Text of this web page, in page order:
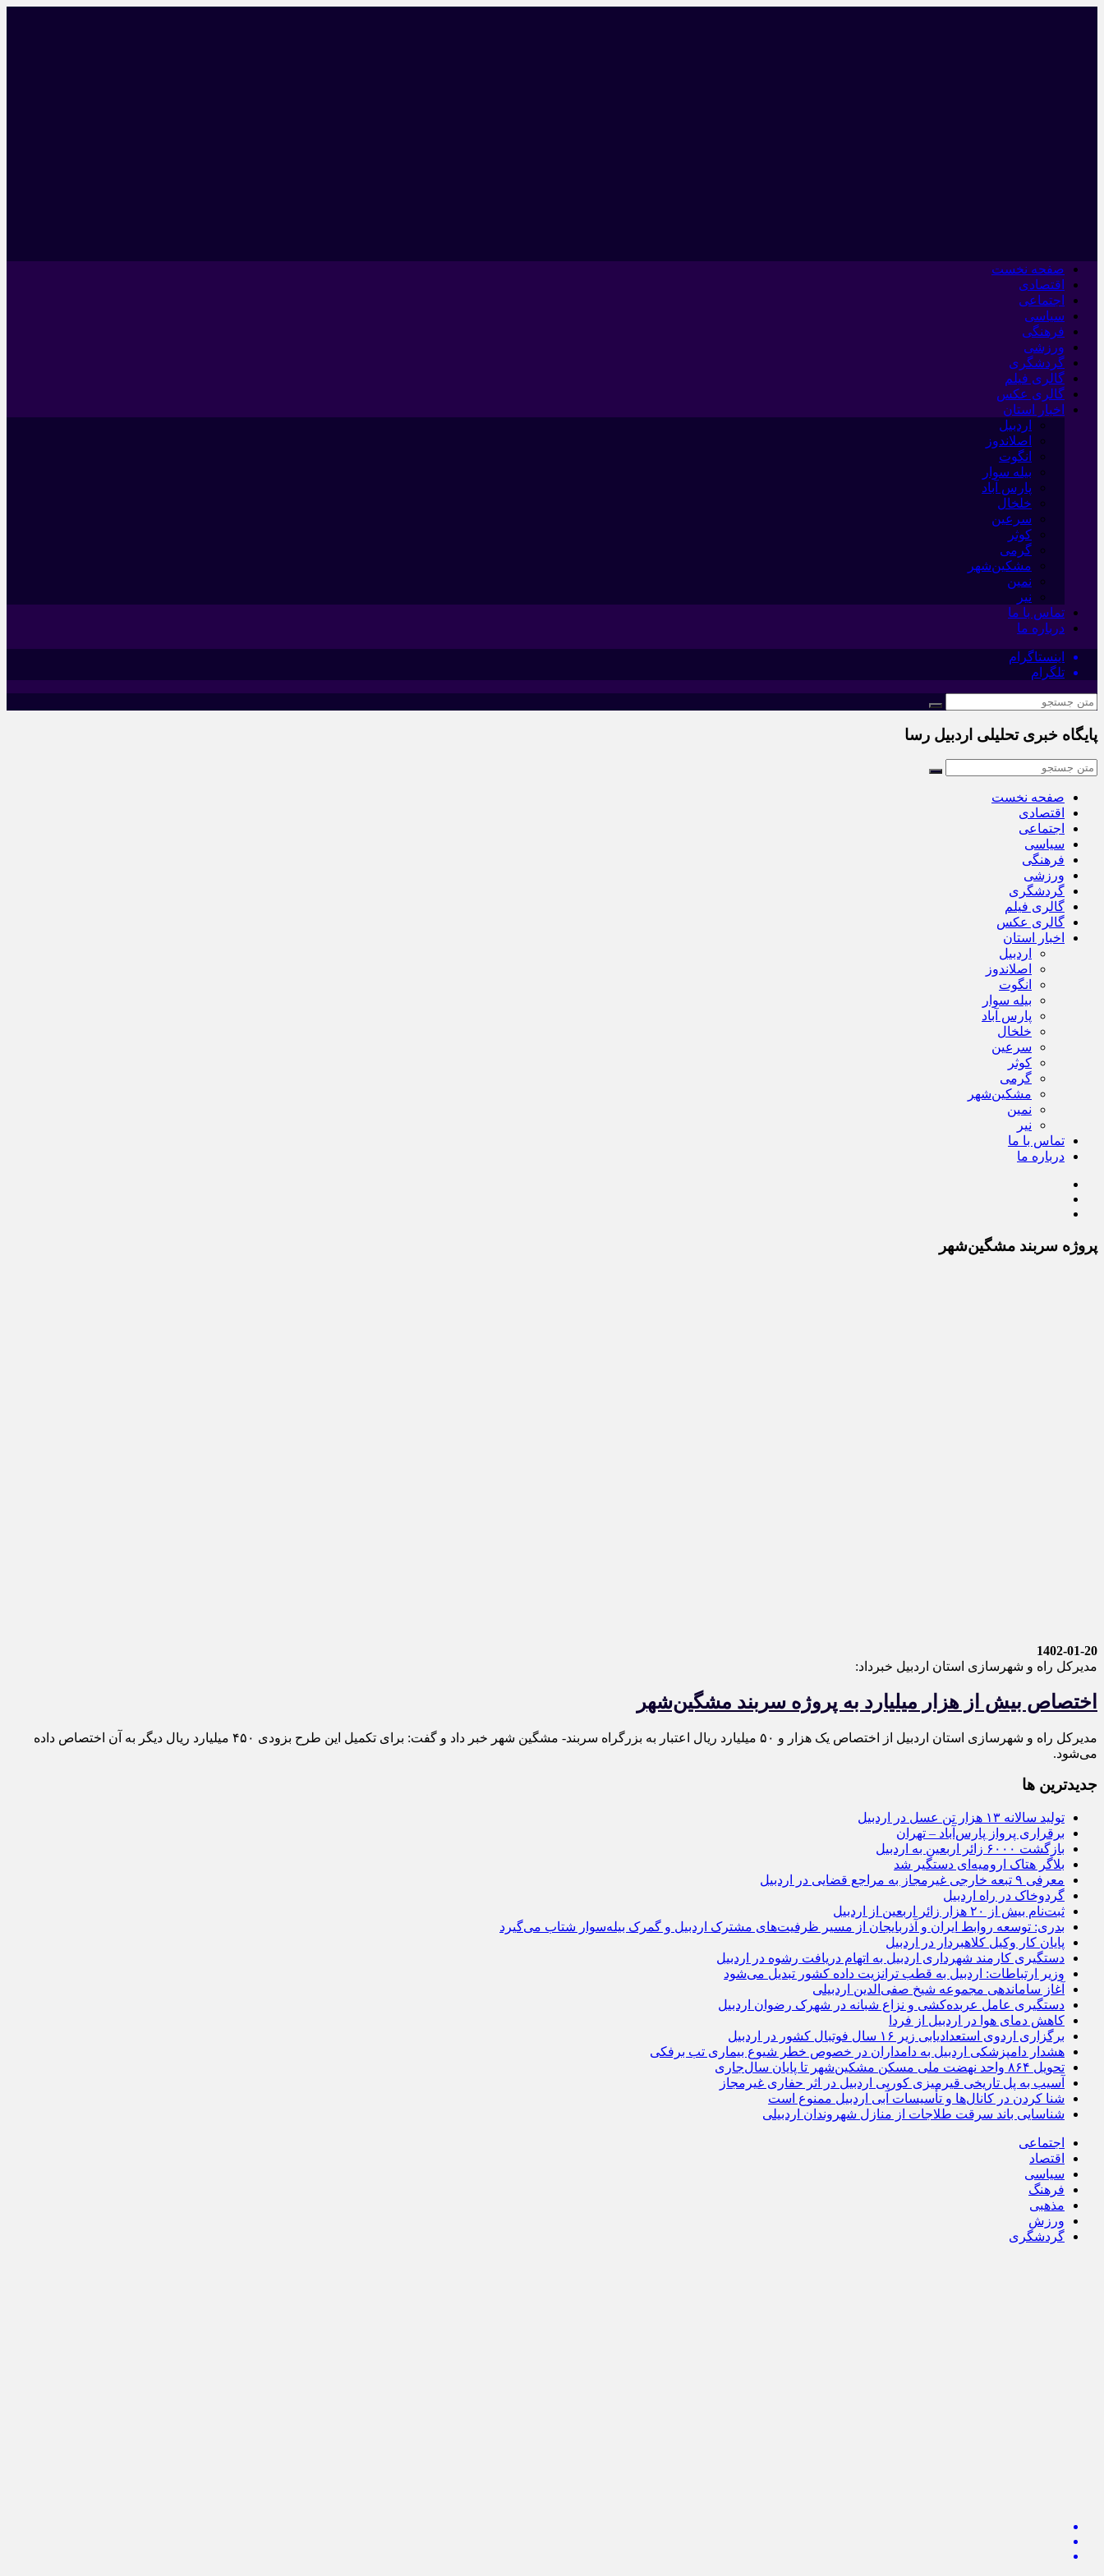
صفحه نخست
اقتصادی
اجتماعی
سیاسی
فرهنگی
ورزشی
گردشگری
گالری فیلم
گالری عکس
اخبار استان
اردبیل
اصلاندوز
انگوت
بیله سوار
پارس آباد
خلخال
سرعین
کوثر
گرمی
مشکین‌شهر
نمین
نیر
تماس با ما
درباره ما
اینستاگرام
تلگرام
پایگاه خبری تحلیلی اردبیل رسا
صفحه نخست
اقتصادی
اجتماعی
سیاسی
فرهنگی
ورزشی
گردشگری
گالری فیلم
گالری عکس
اخبار استان
اردبیل
اصلاندوز
انگوت
بیله سوار
پارس آباد
خلخال
سرعین
کوثر
گرمی
مشکین‌شهر
نمین
نیر
تماس با ما
درباره ما
پروژه سربند مشگین‌شهر
1402-01-20
مدیرکل راه و شهرسازی استان اردبیل خبرداد:
اختصاص بیش از هزار میلیارد به پروژه سربند مشگین‌شهر
مدیرکل راه و شهرسازی استان اردبیل از اختصاص یک هزار و ۵۰ میلیارد ریال اعتبار به بزرگراه سربند- مشگین شهر خبر داد و گفت: برای تکمیل این طرح بزودی ۴۵۰ میلیارد ریال دیگر به آن اختصاص داده
می‌شود.
جديدترين ها
تولید سالانه ۱۳ هزار تن عسل در اردبیل
برقراری پرواز پارس‌آباد – تهران
بازگشت ۶۰۰۰ زائر اربعین به اردبیل
بلاگر هتاک ارومیه‌ای دستگیر شد
معرفی ۹ تبعه خارجی غیرمجاز به مراجع قضایی در اردبیل
گردوخاک در راه اردبیل
ثبت‌نام بیش از ۲۰ هزار زائر اربعین از اردبیل
بدری: توسعه روابط ایران و آذربایجان از مسیر ظرفیت‌های مشترک اردبیل و گمرک بیله‌سوار شتاب می‌گیرد
پایان کار وکیل کلاهبردار در اردبیل
دستگیری کارمند شهرداری اردبیل به اتهام دریافت رشوه در اردبیل
وزیر ارتباطات: اردبیل به قطب ترانزیت داده کشور تبدیل می‌شود
آغاز ساماندهی مجموعه شیخ صفی‌الدین اردبیلی
دستگیری عامل عربده‌کشی و نزاع شبانه در شهرک رضوان اردبیل
کاهش دمای هوا در اردبیل از فردا
برگزاری اردوی استعدادیابی زیر ۱۶ سال فوتبال کشور در اردبیل
هشدار دامپزشکی اردبیل به دامداران در خصوص خطر شیوع بیماری تب برفکی
تحویل ۸۶۴ واحد نهضت ملی مسکن مشکین‌شهر تا پایان سال‌جاری
آسیب به پل تاریخی قیرمیزی کورپی اردبیل در اثر حفاری غیرمجاز
شنا کردن در کانال‌ها و تأسیسات آبی اردبیل ممنوع است
شناسایی باند سرقت طلاجات از منازل شهروندان اردبیلی
اجتماعی
اقتصاد
سیاسی
فرهنگ
مذهبی
ورزش
گردشگری